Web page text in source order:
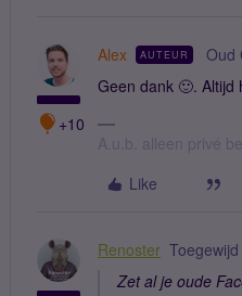
+10
Alex AUTEUR Oud
Geen dank 🙂. Altijd
A.u.b. alleen privé
Like
Renoster
Zet al je oude